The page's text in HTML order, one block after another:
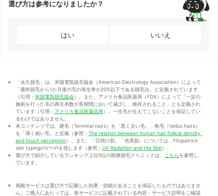
選び方は参考になりましたか？
はい いいえ
「永久脱毛」は、米国電気脱毛協会（American Electrology Association）によって
「最終脱毛から1か月後の毛の再生率が20%以下である脱毛法」と定義されています
（引用： 米国電気脱毛協会）。また、アメリカ食品医薬局（FDA）によって「一定の
施術を行った毛の再生本数が長期間において減少し、維持されること」とも定義され
ています（引用： アメリカ食品医薬品局）。一生毛が生えてこないことを保証してい
るわけではありません。
本コンテンツでは、硬毛（Terminal hairs）を「黒く太い毛」、軟毛（Vellus hairs）
を「薄く細い毛」と定義（参照： The relation between human hair follicle density
and touch perception）。また、「日焼け肌」「色黒肌」については、Fitzpatrick
skin typingのV〜VIを指します（参照： UV Radiation and the Skin）。
選び方で紹介しているランキング上位5位の医療脱毛クリニックは、
こちらを参照し
ています。
掲載サービスは選び方で記載した効果・効能があることを保証したものではありませ
ん。ご購入にあたっては、各サービスに記載されている内容・サービス説明をご確認